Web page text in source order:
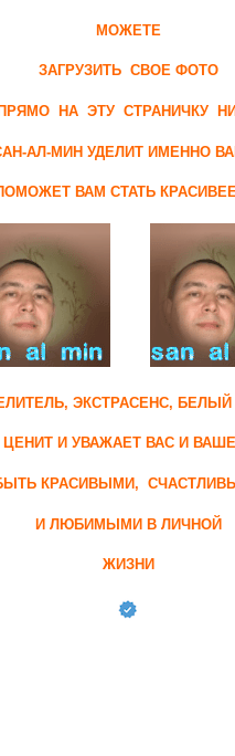
МОЖЕТЕ
ЗАГРУЗИТЬ СВОЕ ФОТО
ПРЯМО НА ЭТУ СТРАНИЧКУ
АЛ-МИН УДЕЛИТ ИМЕННО
ВАМ СТАТЬ
ЭКСТРАСЕНС, БЕЛЫЙ
И УВАЖАЕТ ВАС И
КРАСИВЫМИ,
И ЛЮБИМЫМИ В ЛИЧНОЙ
ЖИЗНИ